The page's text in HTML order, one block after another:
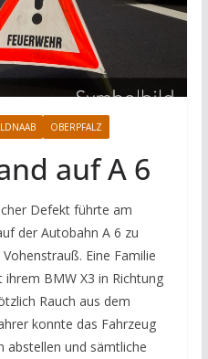
OBERPFALZ
auf A 6
Defekt führte am
der Autobahn A 6 zu
Eine Familie
BMW X3 in Richtung
Rauch aus dem
konnte das Fahrzeug
abstellen und sämtliche